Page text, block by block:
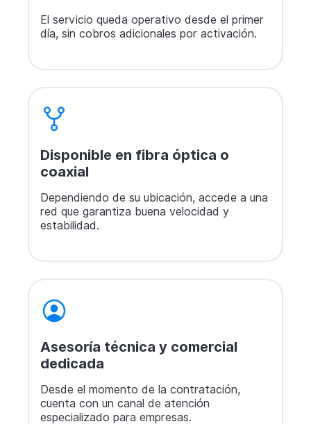
El servicio queda operativo desde el primer
día, sin cobros adicionales por activación.
Disponible en fibra óptica o
coaxial
Dependiendo de su ubicación, accede a una
red que garantiza buena velocidad y
estabilidad.
Asesoría técnica y comercial
dedicada
Desde el momento de la contratación,
cuenta con un canal de atención
especializado para empresas.